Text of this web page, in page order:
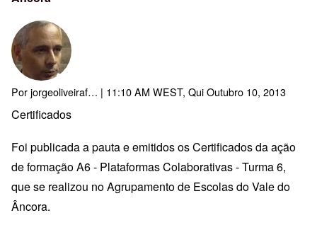
Porjorgeoliveiraf… | 11:10 AM WEST, Qui Outubro 10, 2013
Certificados
Foi publicada a pauta e emitidos os Certificados da ação
de formação A6 - Plataformas Colaborativas - Turma 6,
que se realizou no Agrupamento de Escolas do Vale do
Âncora.